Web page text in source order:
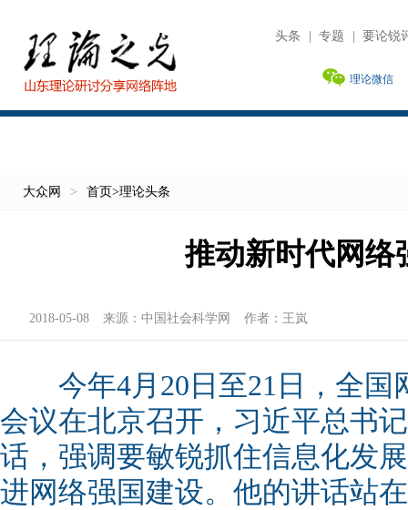
头条 专题 要论锐
理论微信
大众网 > 首页>理论头条
推动新时代网络
2018-05-08 来源： 中国社会科学网 作者： 王岚
今年4月20日至21日，全国
会议在北京召开，习近平总书
话，强调要敏锐抓住信息化发
进网络强国建设。他的讲话站